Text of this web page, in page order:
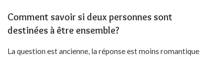
Comment savoir si deux personnes sont
destinées à être ensemble?
La question est ancienne, la réponse est moins romantique